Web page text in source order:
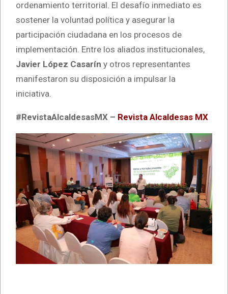
ordenamiento territorial. El desafío inmediato es
sostener la voluntad política y asegurar la
participación ciudadana en los procesos de
implementación. Entre los aliados institucionales,
Javier López Casarín y otros representantes
manifestaron su disposición a impulsar la
iniciativa.
#RevistaAlcaldesasMX – Revista Alcaldesas MX